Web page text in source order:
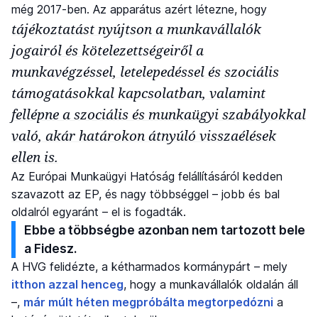
még 2017-ben. Az apparátus azért létezne, hogy
tájékoztatást nyújtson a munkavállalók
jogairól és kötelezettségeiről a
munkavégzéssel, letelepedéssel és szociális
támogatásokkal kapcsolatban, valamint
fellépne a szociális és munkaügyi szabályokkal
való, akár határokon átnyúló visszaélések
ellen is.
Az Európai Munkaügyi Hatóság felállításáról kedden
szavazott az EP, és nagy többséggel – jobb és bal
oldalról egyaránt – el is fogadták.
Ebbe a többségbe azonban nem tartozott bele
a Fidesz.
A HVG felidézte, a kétharmados kormánypárt – mely
itthon azzal henceg, hogy a munkavállalók oldalán áll
–, már múlt héten megpróbálta megtorpedózni a